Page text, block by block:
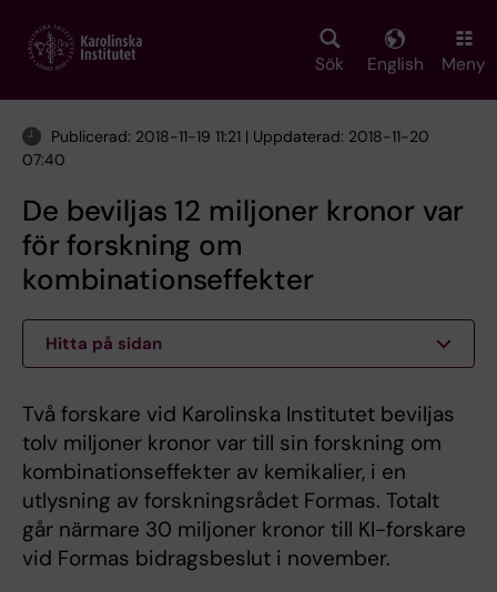
main
Sök English Meny
Publicerad: 2018-11-19 11:21 | Uppdaterad: 2018-11-20
07:40
De beviljas 12 miljoner kronor var
för forskning om
kombinationseffekter
Hitta på sidan
Två forskare vid Karolinska Institutet beviljas
tolv miljoner kronor var till sin forskning om
kombinationseffekter av kemikalier, i en
utlysning av forskningsrådet Formas. Totalt
går närmare 30 miljoner kronor till KI-forskare
vid Formas bidragsbeslut i november.